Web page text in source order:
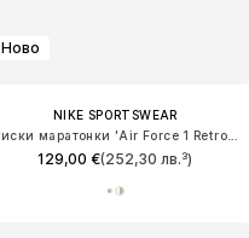
Ново
NIKE SPORTSWEAR
129,00 €(252,30 лв.³)